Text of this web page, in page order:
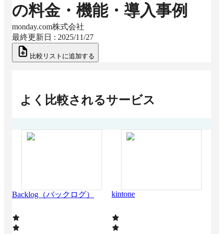
の料金・機能・導入事例
monday.com株式会社
最終更新日 : 2025/11/27
比較リストに追加する
よく比較されるサービス
Backlog（バックログ） kintone